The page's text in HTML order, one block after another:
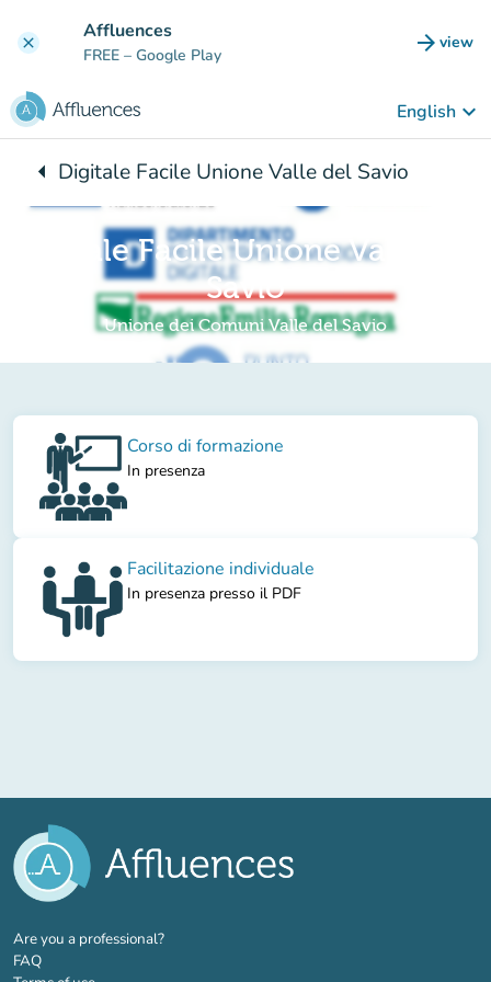
clear Affluences
FREE – Google Play arrow_forward view
(new
English keyboard_arrow_down
arrow_leftBack to:
Digitale Facile Unione Valle del Savio
Digitale Facile Unione Valle del
Savio
Unione dei Comuni Valle del Savio
Corso di formazione
In presenza
Facilitazione individuale
In presenza presso il PDF
Are you a professional?(new tab)
FAQ